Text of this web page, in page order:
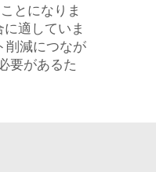
とになりま
適していま
削減につなが
要があるた